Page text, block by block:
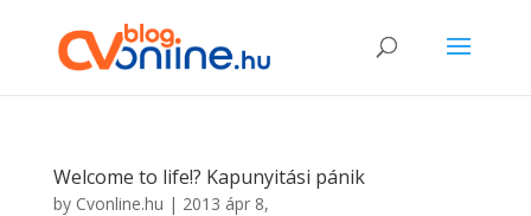
Welcome to life!? Kapunyitási pánik
by Cvonline.hu | 2013 ápr 8,